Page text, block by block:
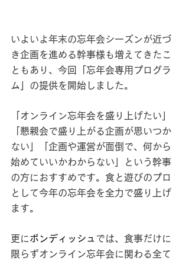
いよいよ年末の忘年会シーズンが近づ
き企画を進める幹事様も増えてきたこ
ともあり、今回「忘年会専用プログラ
ム」の提供を開始しました。
「オンライン忘年会を盛り上げたい」
「懇親会で盛り上がる企画が思いつか
ない」「企画や運営が面倒で、何から
始めていいかわからない」という幹事
の方におすすめです。食と遊びのプロ
として今年の忘年会を全力で盛り上げ
ます。
更にボンディッシュ では、食事だけに
限らずオンライン忘年会に関わる全て